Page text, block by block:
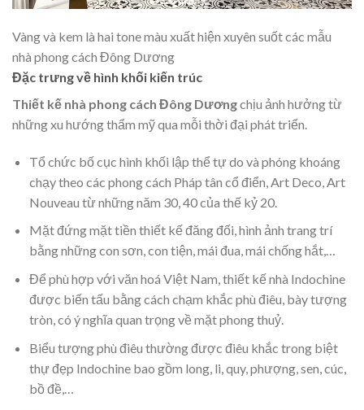
Vàng và kem là hai tone màu xuất hiện xuyên suốt các mẫu
nhà phong cách Đông Dương
Đặc trưng về hình khối kiến trúc
Thiết kế nhà phong cách Đông Dươngchịu ảnh hưởng từ
những xu hướng thẩm mỹ qua mỗi thời đại phát triển.
Tổ chức bố cục hình khối lập thể tự do và phóng khoáng
chạy theo các phong cách Pháp tân cổ điển, Art Deco, Art
Nouveau từ những năm 30, 40 của thế kỷ 20.
Mặt đứng mặt tiền thiết kế đăng đối, hình ảnh trang trí
bằng những con sơn, con tiện, mái đua, mái chống hắt,…
Để phù hợp với văn hoá Việt Nam, thiết kế nhà Indochine
được biến tấu bằng cách chạm khắc phù điêu, bày tượng
tròn, có ý nghĩa quan trọng về mặt phong thuỷ.
Biểu tượng phù điêu thường được điêu khắc trong biệt
thự đẹp Indochine bao gồm long, li, quy, phượng, sen, cúc,
bồ đề,…